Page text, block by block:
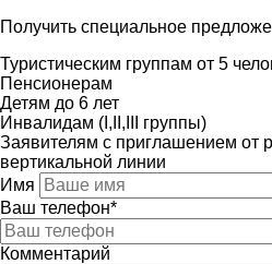
Получить специальное
Туристическим группам от 5
Пенсионерам
Детям до 6 лет
Инвалидам (I,II,III группы)
Заявителям с приглашением от
вертикальной линии
Имя
Ваш телефон*
Комментарий